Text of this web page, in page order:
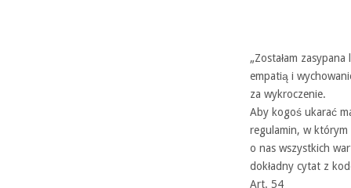
„Zostałam
empatią i
za wykroczenie.
Aby kogoś ukarać
regulamin, w którym
o nas wszystkich
dokładny cytat z
Art. 54